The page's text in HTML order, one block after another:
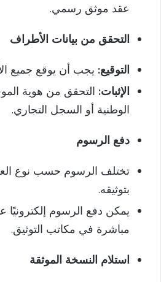
عقد موثق رسمي.
التحقق من بيانات الأطراف
التوقيع: يجب أن يوقع جميع
الإثبات: التحقق من هوية
الوطنية أو السجل التجاري.
دفع الرسوم
تختلف الرسوم حسب نوع
بتوثيقه.
يمكن دفع الرسوم إلكترونيًا
مباشرة في مكاتب التوثيق.
استلام النسخة الموثقة